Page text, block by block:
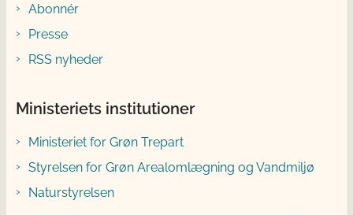
Abonnér
Presse
RSS nyheder
Ministeriets institutioner
Ministeriet for Grøn Trepart
Styrelsen for Grøn Arealomlægning og Vandmiljø
Naturstyrelsen